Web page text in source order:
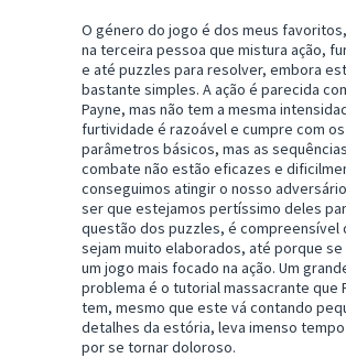
O género do jogo é dos meus
na terceira pessoa que mistura ação,
e até puzzles para resolver, embora
bastante simples. A ação é parecida
Payne, mas não tem a mesma
furtividade é razoável e cumpre com os
parâmetros básicos, mas as
combate não estão eficazes e
conseguimos atingir o nosso
ser que estejamos pertíssimo deles
questão dos puzzles, é compreensível
sejam muito elaborados, até porque
um jogo mais focado na ação. Um
problema é o tutorial massacrante que
tem, mesmo que este vá contando
detalhes da estória, leva imenso
por se tornar doloroso.